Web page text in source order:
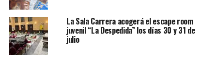
La Sala Carrera acogerá el escape room
juvenil “La Despedida” los días 30 y 31 de
julio